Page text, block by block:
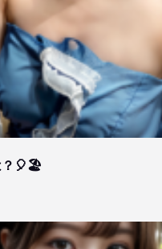
？🎈🏖️